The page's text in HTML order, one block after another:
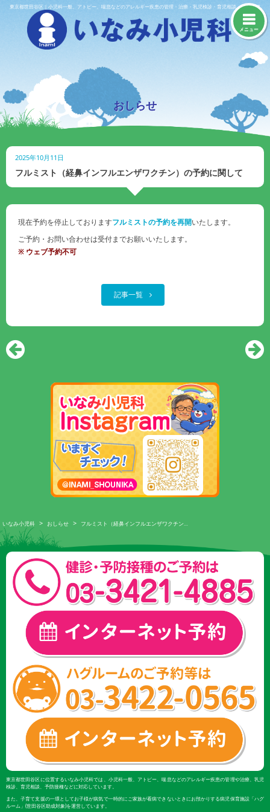
Skip東京都世田谷区｜小児科一般、アトピー、喘息などのアレルギー疾患の管理・治療・乳児検診・育児相談・予防接種
メニュー
おしらせ
2025年10月11日
フルミスト（経鼻インフルエンザワクチン）の予約に関して
現在予約を停止しておりますフルミストの予約を再開いたします。
ご予約・お問い合わせは受付までお願いいたします。
※ ウェブ予約不可
記事一覧
いなみ小児科 > おしらせ > フルミスト（経鼻インフルエンザワクチン…
東京都世田谷区に位置するいなみ小児科では、小児科一般、アトピー、喘息などのアレルギー疾患の管理や治療、乳児
検診、育児相談、予防接種などに対応しています。
また、子育て支援の一環としてお子様が病気で一時的にご家族が看病できないときにお預かりする病児保育施設「ハグ
ルーム」(世田谷区助成対象)を運営しています。